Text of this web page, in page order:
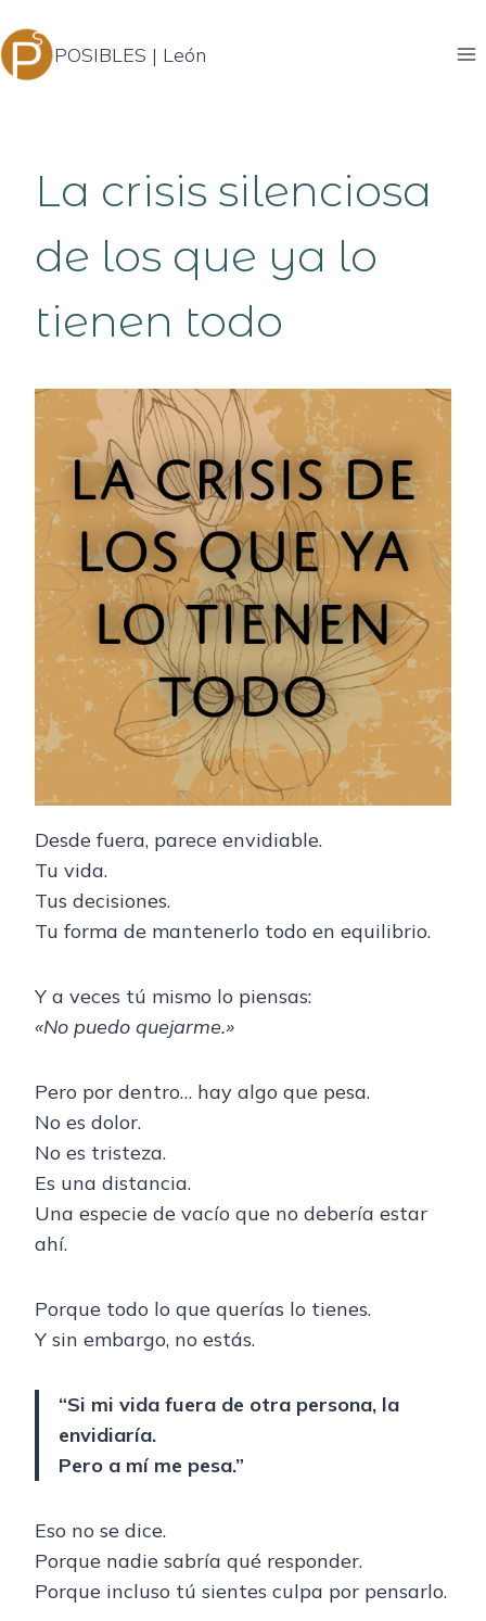
al
contenido
POSIBLES | León
La crisis silenciosa
de los que ya lo
tienen todo
Desde fuera, parece envidiable.
Tu vida.
Tus decisiones.
Tu forma de mantenerlo todo en equilibrio.
Y a veces tú mismo lo piensas:
«No puedo quejarme.»
Pero por dentro… hay algo que pesa.
No es dolor.
No es tristeza.
Es una distancia.
Una especie de vacío que no debería estar
ahí.
Porque todo lo que querías lo tienes.
Y sin embargo, no estás.
“Si mi vida fuera de otra persona, la
envidiaría.
Pero a mí me pesa.”
Eso no se dice.
Porque nadie sabría qué responder.
Porque incluso tú sientes culpa por pensarlo.